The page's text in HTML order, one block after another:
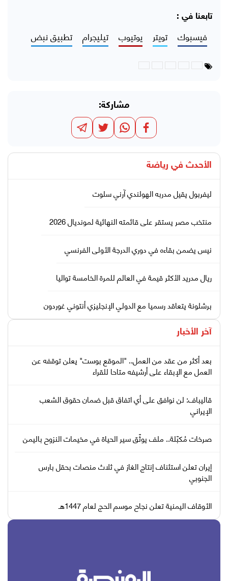
تابعنا في :
فيسبوك تويتر يوتيوب تيليجرام تطبيق نبض
مشاركة:
الأحدث في رياضة
ليفربول يقيل مدربه الهولندي آرني سلوت
منتخب مصر يستقر على قائمته النهائية لمونديال 2026
نيس يضمن بقاءه في دوري الدرجة الأولى الفرنسي
ريال مدريد الأكثر قيمة في العالم للمرة الخامسة تواليا
برشلونة يتعاقد رسميا مع الدولي الإنجليزي أنتوني غوردون
آخر الأخبار
بعد أكثر من عقد من العمل.. "الموقع بوست" يعلن توقفه عن
العمل مع الإبقاء على أرشيفه متاحا للقراء
قاليباف: لن نوافق على أي اتفاق قبل ضمان حقوق الشعب
الإيراني
صرخات مُكبّلة.. ملف يوثّق سير الحياة في مخيمات النزوح باليمن
إيران تعلن استئناف إنتاج الغاز في ثلاث منصات بحقل بارس
الجنوبي
الأوقاف اليمنية تعلن نجاح موسم الحج لعام 1447هـ